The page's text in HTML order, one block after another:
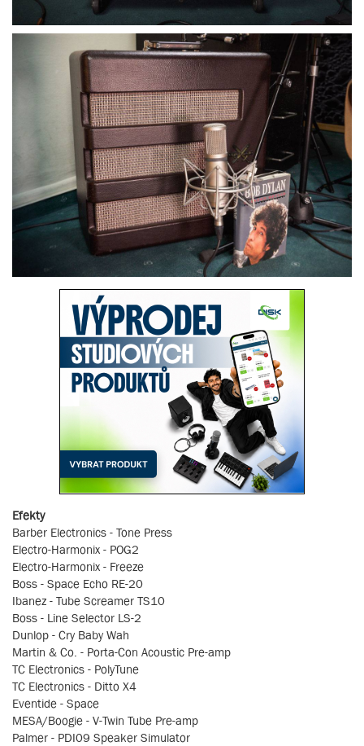
Efekty
Barber Electronics - Tone Press
Electro-Harmonix - POG2
Electro-Harmonix - Freeze
Boss - Space Echo RE-20
Ibanez - Tube Screamer TS10
Boss - Line Selector LS-2
Dunlop - Cry Baby Wah
Martin & Co. - Porta-Con Acoustic Pre-amp
TC Electronics - PolyTune
TC Electronics - Ditto X4
Eventide - Space
MESA/Boogie - V-Twin Tube Pre-amp
Palmer - PDI09 Speaker Simulator